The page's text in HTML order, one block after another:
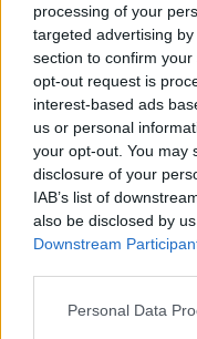
processing of your
targeted advertising
section to confirm
opt-out request is
interest-based ads
us or personal
your opt-out. You may
disclosure of your
IAB’s list of
also be disclosed by
Downstream
Personal Data
Por
Clara
mi pesadilla
Por María Pérez Herrero